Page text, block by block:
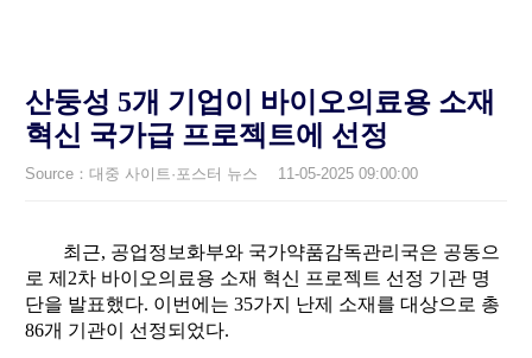
산둥성 5개 기업이 바이오의료용 소재
혁신 국가급 프로젝트에 선정
Source：대중 사이트·포스터 뉴스 11-05-2025 09:00:00
최근, 공업정보화부와 국가약품감독관리국은 공동으
로 제2차 바이오의료용 소재 혁신 프로젝트 선정 기관 명
단을 발표했다. 이번에는 35가지 난제 소재를 대상으로 총
86개 기관이 선정되었다.